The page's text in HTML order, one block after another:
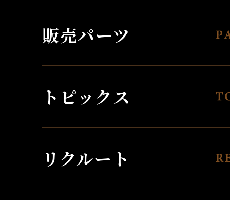
販売パーツ
トピックス
リクルート